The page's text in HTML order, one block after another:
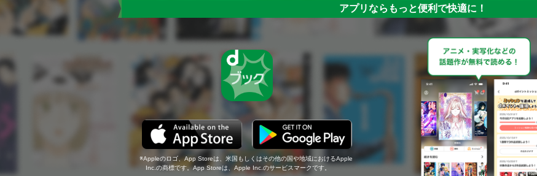
アプリならもっと便利で快適に！
Appleのロゴ、App Storeは、米国もしくはその他の国や地域におけるApple
Inc.の商標です。App Storeは、Apple Inc.のサービスマークです。